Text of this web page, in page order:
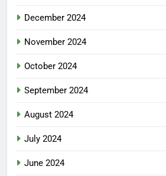
December 2024
November 2024
October 2024
September 2024
August 2024
July 2024
June 2024